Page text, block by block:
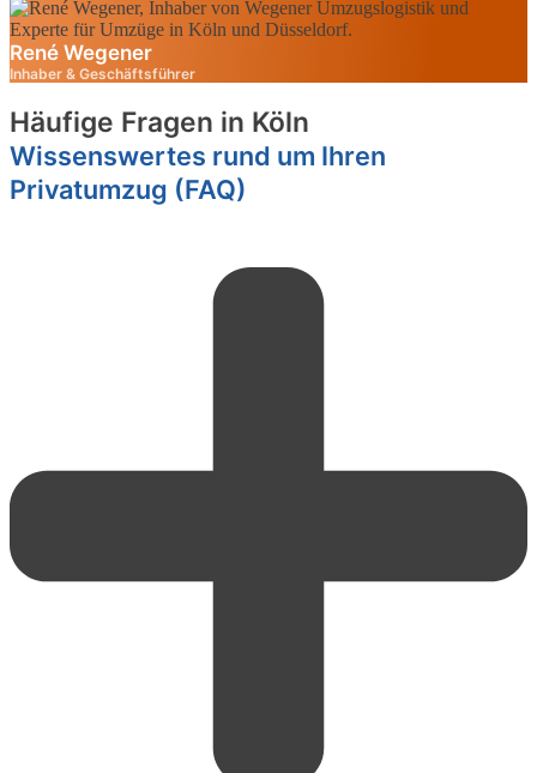
René Wegener
Inhaber & Geschäftsführer
Häufige Fragen in Köln
Wissenswertes rund um Ihren
Privatumzug (FAQ)